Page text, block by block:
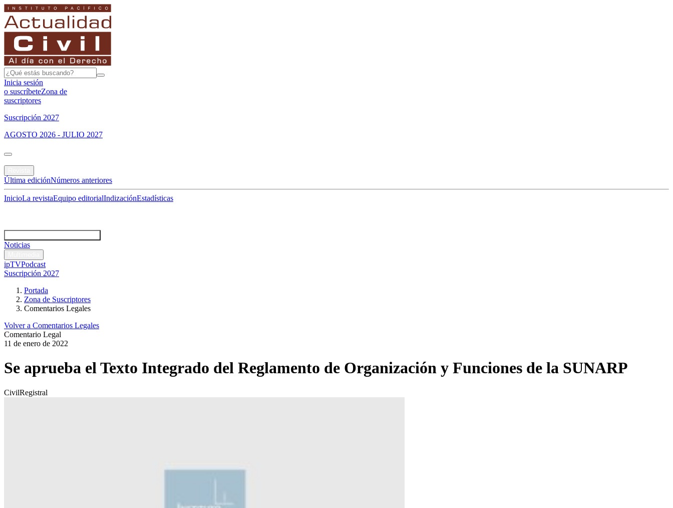
Inicia sesión
o suscríbeteZona de
suscriptores
Suscripción 2027
AGOSTO 2026 - JULIO 2027
Última ediciónNúmeros anteriores
InicioLa revistaEquipo editorialIndizaciónEstadísticas
Noticias
ipTVPodcast
Suscripción 2027
Portada
Zona de Suscriptores
Comentarios Legales
Volver a Comentarios Legales
Comentario Legal
11 de enero de 2022
Se aprueba el Texto Integrado del Reglamento de Organización y Funciones de la SUNARP
CivilRegistral